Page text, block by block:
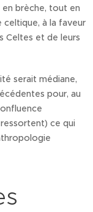
brèche, tout en
celtique, à la faveur
Celtes et de leurs
serait médiane,
pour, au
ce qui